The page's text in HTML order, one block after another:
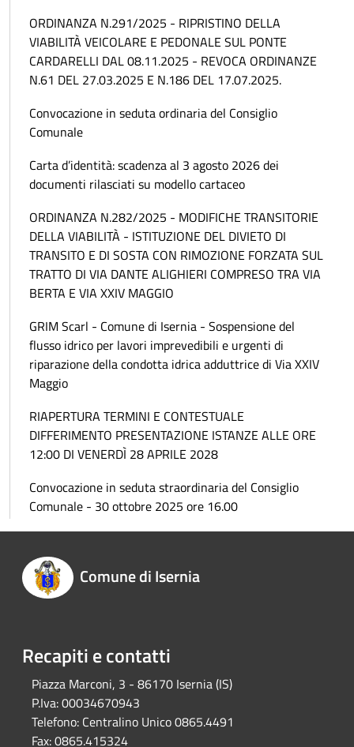
ORDINANZA N.291/2025 - RIPRISTINO DELLA
VIABILITÀ VEICOLARE E PEDONALE SUL PONTE
CARDARELLI DAL 08.11.2025 - REVOCA ORDINANZE
N.61 DEL 27.03.2025 E N.186 DEL 17.07.2025.
Convocazione in seduta ordinaria del Consiglio
Comunale
Carta d’identità: scadenza al 3 agosto 2026 dei
documenti rilasciati su modello cartaceo
ORDINANZA N.282/2025 - MODIFICHE TRANSITORIE
DELLA VIABILITÀ - ISTITUZIONE DEL DIVIETO DI
TRANSITO E DI SOSTA CON RIMOZIONE FORZATA SUL
TRATTO DI VIA DANTE ALIGHIERI COMPRESO TRA VIA
BERTA E VIA XXIV MAGGIO
GRIM Scarl - Comune di Isernia - Sospensione del
flusso idrico per lavori imprevedibili e urgenti di
riparazione della condotta idrica adduttrice di Via XXIV
Maggio
RIAPERTURA TERMINI E CONTESTUALE
DIFFERIMENTO PRESENTAZIONE ISTANZE ALLE ORE
12:00 DI VENERDÌ 28 APRILE 2028
Convocazione in seduta straordinaria del Consiglio
Comunale - 30 ottobre 2025 ore 16.00
Comune di Isernia
Recapiti e contatti
Piazza Marconi, 3 - 86170 Isernia (IS)
P.Iva:00034670943
Telefono: Centralino Unico 0865.4491
Fax:0865.415324